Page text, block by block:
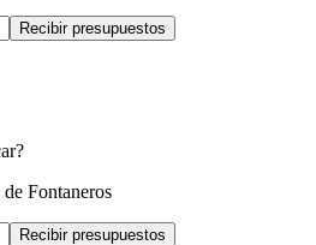
Recibir presupuestos
Fontaneros
Recibir presupuestos